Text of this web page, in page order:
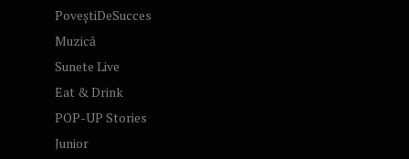
PoveștiDeSucces
Muzică
Sunete Live
Eat & Drink
POP-UP Stories
Junior